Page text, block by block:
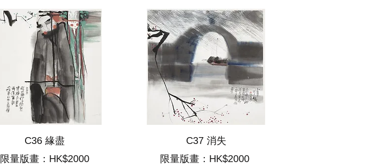
C36 緣盡
限量版畫：HK$2000
C37 消失
限量版畫：HK$2000